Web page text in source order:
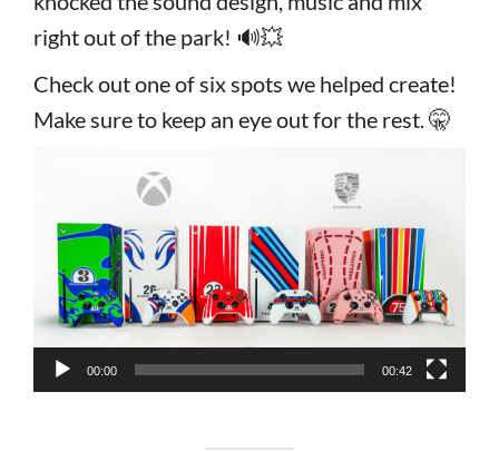
right out of the park! 🔊💥
Check out one of six spots we helped create!
Make sure to keep an eye out for the rest. 🤫
00:00 00:42